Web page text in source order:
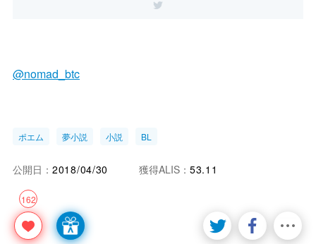
@nomad_btc
ポエム 夢小説 小説 BL
162
公開日： 2018/04/30 獲得ALIS： 53.11